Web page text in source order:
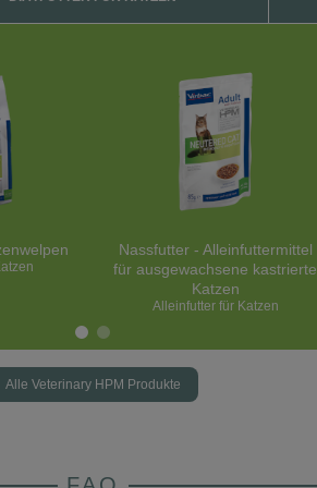
Nassfutter - Alleinfuttermittel
für ausgewachsene kastrierte
Katzen
Alleinfutter für Katzen
Alle Veterinary HPM Produkte